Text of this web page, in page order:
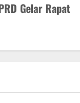
Gelar Rapat